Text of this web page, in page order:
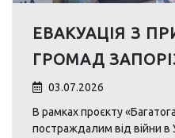
ЕВАКУАЦІЯ З
ГРОМАД
03.07.2026
В рамках проєкту
постраждалим від війни в